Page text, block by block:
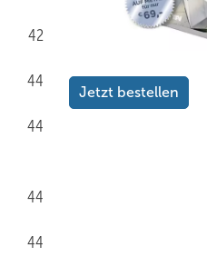
42
44
44
44
44
Jetzt bestellen